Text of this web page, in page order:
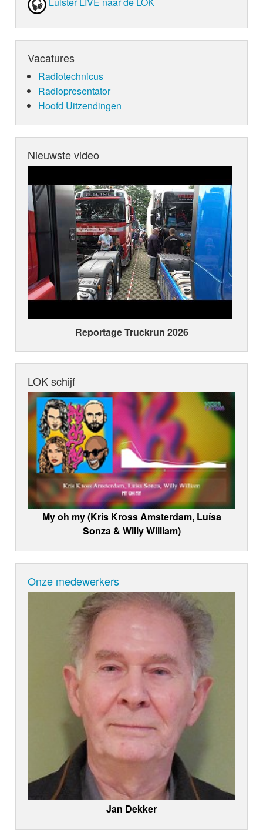
Vacatures
Radiotechnicus
Radiopresentator
Hoofd Uitzendingen
Nieuwste video
Reportage Truckrun 2026
LOK schijf
My oh my (Kris Kross Amsterdam, Luísa
Sonza & Willy William)
Onze medewerkers
Jan Dekker